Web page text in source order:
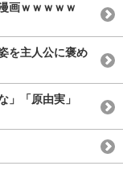
画ｗｗｗｗｗ
を主人公に褒め
」「原由実」